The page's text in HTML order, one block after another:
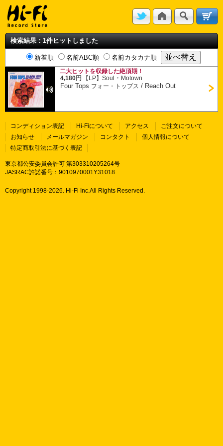
検索結果：1件ヒットしました
新着順 名前ABC順 名前カタカナ順
二大ヒットを収録した絶頂期！
4,180円
【LP】Soul ・ Motown
Four Tops フォー・トップス / Reach Out
コンディション表記 Hi-Fiについて アクセス
ご注文について
お知らせ
メールマガジン コンタクト
個人情報について
特定商取引法に基づく表記
東京都公安委員会許可 第303310205264号
JASRAC許諾番号：9010970001Y31018
Copyright 1998-2026. Hi-Fi Inc.All Rights Reserved.